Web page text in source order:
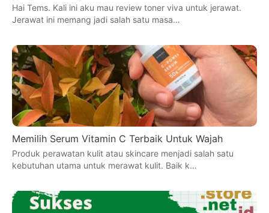
Hai Tems. Kali ini aku mau review toner viva untuk jerawat.
Jerawat ini memang jadi salah satu masa…
Memilih Serum Vitamin C Terbaik Untuk Wajah
Produk perawatan kulit atau skincare menjadi salah satu
kebutuhan utama untuk merawat kulit. Baik k…